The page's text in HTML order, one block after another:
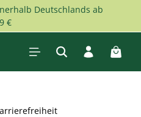
Deutschlands ab
€